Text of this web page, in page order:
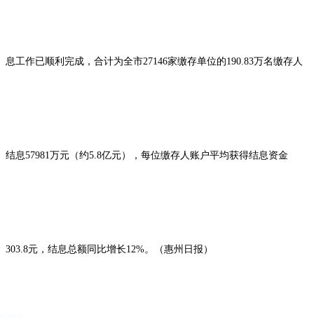
息工作已顺利完成，合计为全市27146家缴存单位的190.83万名缴存人
结息57981万元（约5.8亿元），每位缴存人账户平均获得结息资金
303.8元，结息总额同比增长12%。（惠州日报）